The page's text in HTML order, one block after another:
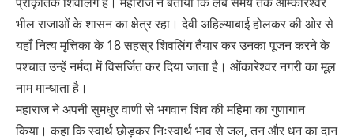
भील राजाओं के शासन का क्षेत्र रहा। देवी अहिल्याबाई होलकर की ओर से
यहाँ नित्य मृत्तिका के 18 सहस्र शिवलिंग तैयार कर उनका पूजन करने के
पश्चात उन्हें नर्मदा में विसर्जित कर दिया जाता है। ओंकारेश्वर नगरी का मूल
नाम मान्धाता है।
महाराज ने अपनी सुमधुर वाणी से भगवान शिव की महिमा का गुणागान
किया। कहा कि स्वार्थ छोड़कर निःस्वार्थ भाव से जल, तन और धन का दान